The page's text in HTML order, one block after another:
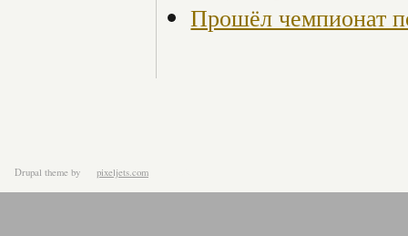
Прошёл чемпионат
Drupal theme by pixeljets.com